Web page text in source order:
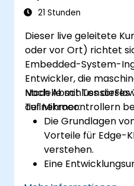
21 Stunden
Dieser live geleitete
oder vor Ort) richtet
Embedded-System-
Entwickler, die
Modelle mit
auf Mikrocontrollern
Nach Abschluss
Teilnehmer:
Die Grundlagen
Vorteile für Edge-
verstehen.
Eine